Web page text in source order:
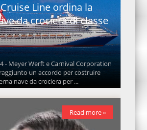
Line ordina la
da crociera di classe
- Meyer Werft e Carnival Corporation
un accordo per costruire
nave da crociera per ...
Read more »